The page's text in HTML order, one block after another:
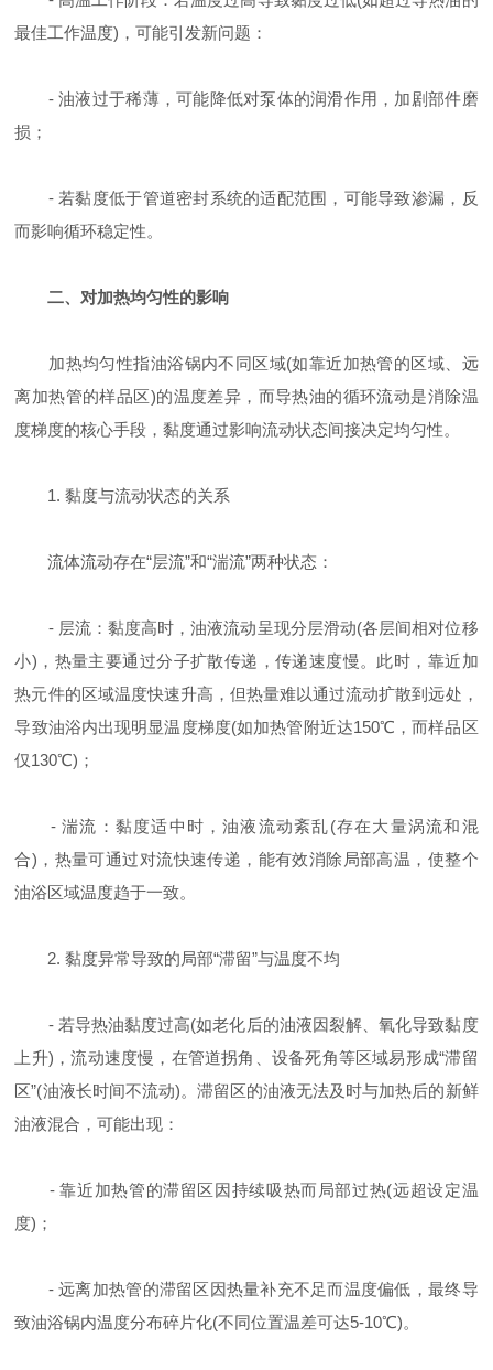
最佳工作温度)，可能引发新问题：
- 油液过于稀薄，可能降低对泵体的润滑作用，加剧部件磨
损；
- 若黏度低于管道密封系统的适配范围，可能导致渗漏，反
而影响循环稳定性。
二、对加热均匀性的影响
加热均匀性指油浴锅内不同区域(如靠近加热管的区域、远
离加热管的样品区)的温度差异，而导热油的循环流动是消除温
度梯度的核心手段，黏度通过影响流动状态间接决定均匀性。
1. 黏度与流动状态的关系
流体流动存在“层流”和“湍流”两种状态：
- 层流：黏度高时，油液流动呈现分层滑动(各层间相对位移
小)，热量主要通过分子扩散传递，传递速度慢。此时，靠近加
热元件的区域温度快速升高，但热量难以通过流动扩散到远处，
导致油浴内出现明显温度梯度(如加热管附近达150℃，而样品区
仅130℃)；
- 湍流：黏度适中时，油液流动紊乱(存在大量涡流和混
合)，热量可通过对流快速传递，能有效消除局部高温，使整个
油浴区域温度趋于一致。
2. 黏度异常导致的局部“滞留”与温度不均
- 若导热油黏度过高(如老化后的油液因裂解、氧化导致黏度
上升)，流动速度慢，在管道拐角、设备死角等区域易形成“滞留
区”(油液长时间不流动)。滞留区的油液无法及时与加热后的新鲜
油液混合，可能出现：
- 靠近加热管的滞留区因持续吸热而局部过热(远超设定温
度)；
- 远离加热管的滞留区因热量补充不足而温度偏低，最终导
致油浴锅内温度分布碎片化(不同位置温差可达5-10℃)。